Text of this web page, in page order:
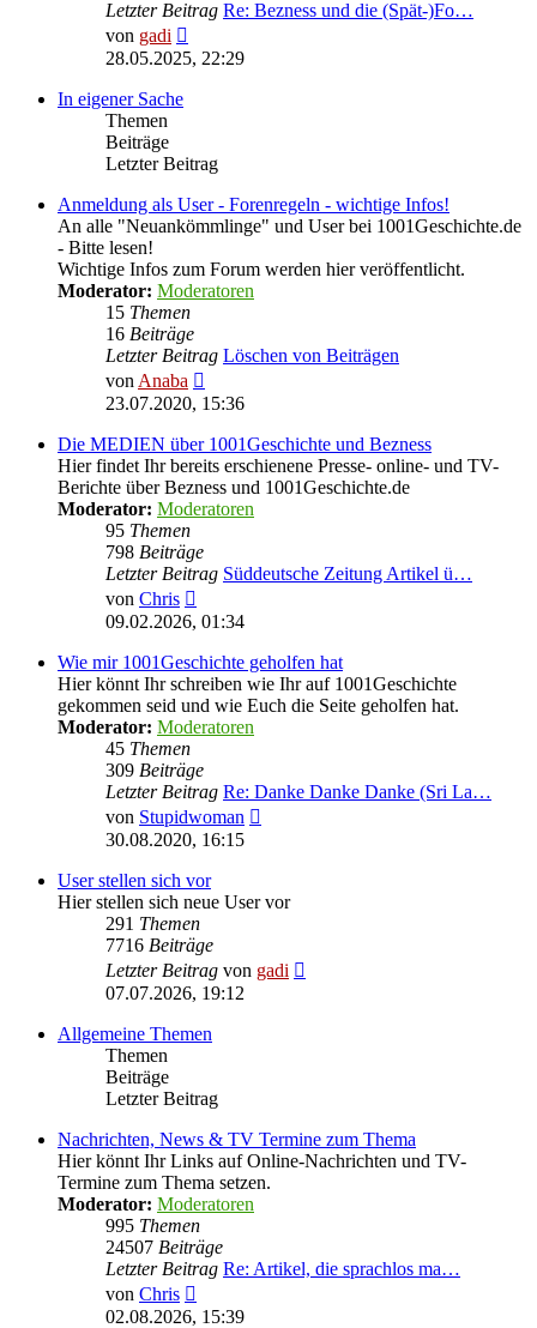
Letzter Beitrag Re: Bezness und die (Spät-)Fo…
von gadi
Beitrag
28.05.2025, 22:29
In eigener Sache
Themen
Beiträge
Letzter Beitrag
Anmeldung als User - Forenregeln - wichtige Infos!
An alle "Neuankömmlinge" und User bei 1001Geschichte.de
- Bitte lesen!
Wichtige Infos zum Forum werden hier veröffentlicht.
Moderator: Moderatoren
15 Themen
16 Beiträge
Letzter Beitrag Löschen von Beiträgen
von Anaba
Beitrag
23.07.2020, 15:36
Die MEDIEN über 1001Geschichte und Bezness
Hier findet Ihr bereits erschienene Presse- online- und TV-
Berichte über Bezness und 1001Geschichte.de
Moderator: Moderatoren
95 Themen
798 Beiträge
Letzter Beitrag Süddeutsche Zeitung Artikel ü…
von Chris
Beitrag
09.02.2026, 01:34
Wie mir 1001Geschichte geholfen hat
Hier könnt Ihr schreiben wie Ihr auf 1001Geschichte
gekommen seid und wie Euch die Seite geholfen hat.
Moderator: Moderatoren
45 Themen
309 Beiträge
Letzter Beitrag Re: Danke Danke Danke (Sri La…
von Stupidwoman
30.08.2020, 16:15
User stellen sich vor
Hier stellen sich neue User vor
291 Themen
7716 Beiträge
Letzter Beitrag von gadi
07.07.2026, 19:12
Allgemeine Themen
Themen
Beiträge
Letzter Beitrag
Nachrichten, News & TV Termine zum Thema
Hier könnt Ihr Links auf Online-Nachrichten und TV-
Termine zum Thema setzen.
Moderator: Moderatoren
995 Themen
24507 Beiträge
Letzter Beitrag Re: Artikel, die sprachlos ma…
von Chris
Beitrag
02.08.2026, 15:39